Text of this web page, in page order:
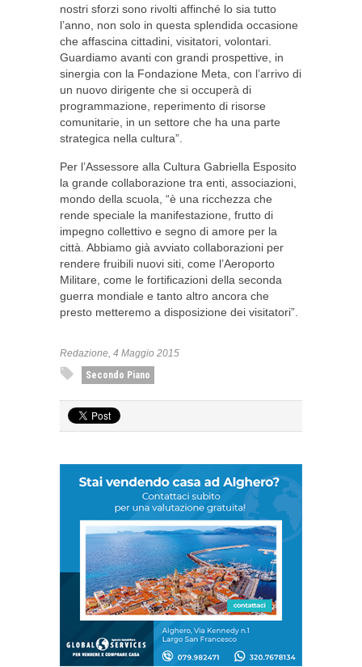
nostri sforzi sono rivolti affinché lo sia tutto
l’anno, non solo in questa splendida occasione
che affascina cittadini, visitatori, volontari.
Guardiamo avanti con grandi prospettive, in
sinergia con la Fondazione Meta, con l’arrivo di
un nuovo dirigente che si occuperà di
programmazione, reperimento di risorse
comunitarie, in un settore che ha una parte
strategica nella cultura”.
Per l’Assessore alla Cultura Gabriella Esposito
la grande collaborazione tra enti, associazioni,
mondo della scuola, “è una ricchezza che
rende speciale la manifestazione, frutto di
impegno collettivo e segno di amore per la
città. Abbiamo già avviato collaborazioni per
rendere fruibili nuovi siti, come l’Aeroporto
Militare, come le fortificazioni della seconda
guerra mondiale e tanto altro ancora che
presto metteremo a disposizione dei visitatori”.
Redazione, 4 Maggio 2015
Secondo Piano